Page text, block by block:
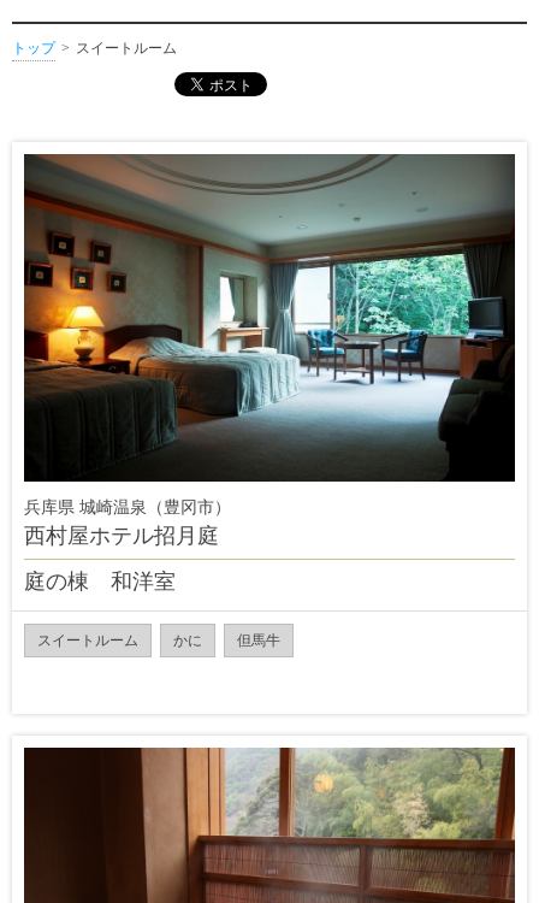
トップ スイートルーム
兵库県 城崎温泉（豊冈市）
西村屋ホテル招月庭
庭の棟 和洋室
スイートルーム かに 但馬牛